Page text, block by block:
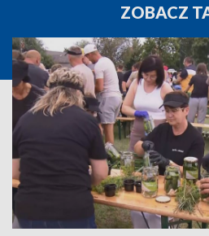
ZOBACZ